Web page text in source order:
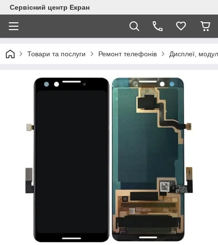
Сервісний центр Екран
Товари та послуги Ремонт телефонів Дисплеї,